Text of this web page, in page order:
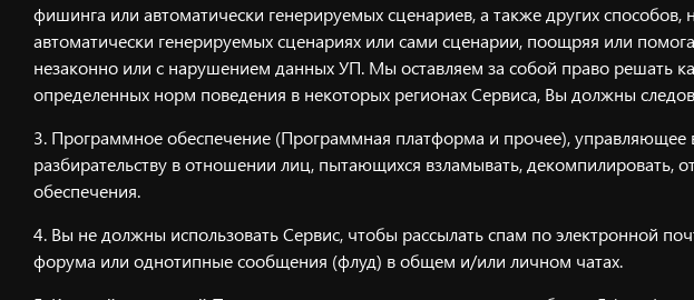
фишинга или автоматически генерируемых сценариев, а также других
автоматически генерируемых сценариях или сами сценарии, поощряя или
незаконно или с нарушением данных УП. Мы оставляем за собой право решать
определенных норм поведения в некоторых регионах Сервиса, Вы должны
Программное обеспечение (Программная платформа и прочее),
разбирательству в отношении лиц, пытающихся взламывать, декомпилировать,
обеспечения.
Вы не должны использовать Сервис, чтобы рассылать спам по электронной
форума или однотипные сообщения (флуд) в общем и/или личном чатах.